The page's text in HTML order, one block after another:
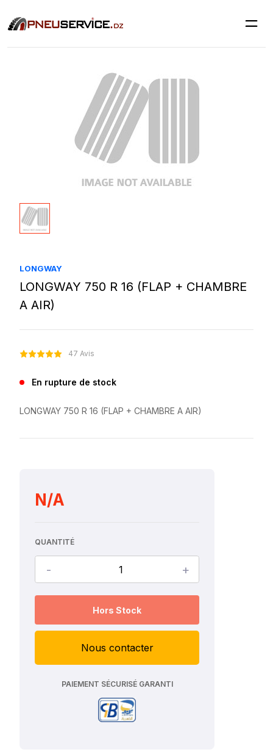
LONGWAY
LONGWAY 750 R 16 (FLAP + CHAMBRE
A AIR)
47 Avis
En rupture de stock
LONGWAY 750 R 16 (FLAP + CHAMBRE A AIR)
N/A
QUANTITÉ
- +
Hors Stock
Nous contacter
PAIEMENT SÉCURISÉ GARANTI